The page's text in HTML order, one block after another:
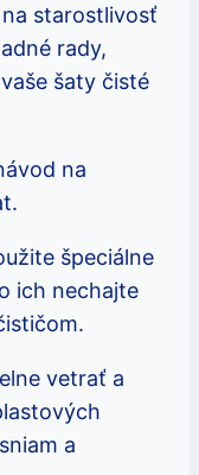
starostlivosť
rady,
šaty čisté
na
špeciálne
ich nechajte
vetrať a
a